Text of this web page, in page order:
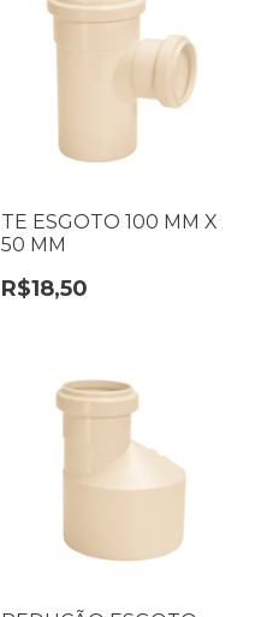
TE ESGOTO 100 MM X
50 MM
R$18,50